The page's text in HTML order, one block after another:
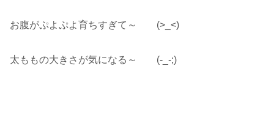
お腹がぷよぷよ育ちすぎて～ (>_<)
太ももの大きさが気になる～ (-_-;)